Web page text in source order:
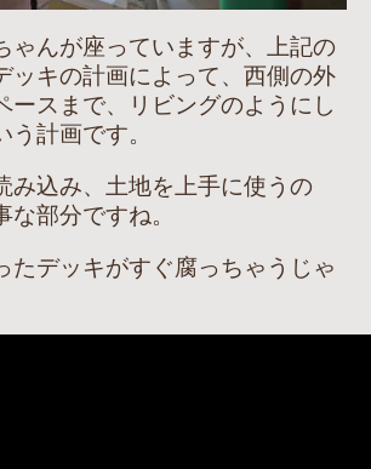
ゃんが座っていますが、上記の
ッキの計画によって、西側の外
ースまで、リビングのようにし
計画です。
み込み、土地を上手に使うの
部分ですね。
たデッキがすぐ腐っちゃうじゃ